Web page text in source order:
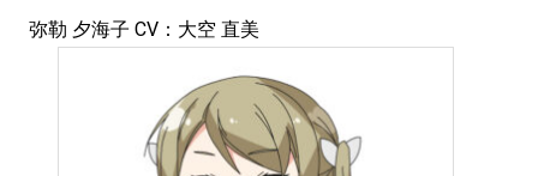
弥勒 夕海子 CV：大空 直美